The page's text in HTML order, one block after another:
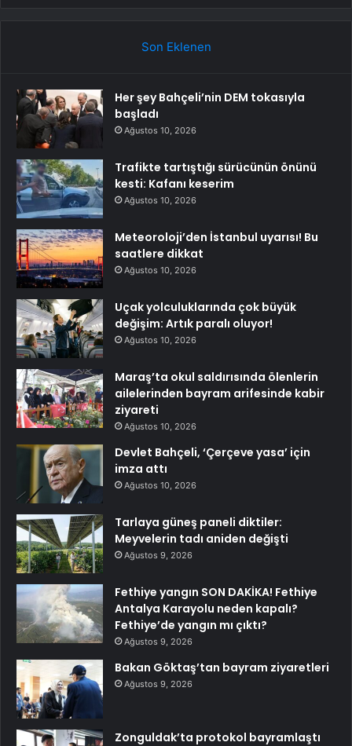
Son Eklenen
Her şey Bahçeli’nin DEM tokasıyla
başladı
Ağustos 10, 2026
Trafikte tartıştığı sürücünün önünü
kesti: Kafanı keserim
Ağustos 10, 2026
Meteoroloji’den İstanbul uyarısı! Bu
saatlere dikkat
Ağustos 10, 2026
Uçak yolculuklarında çok büyük
değişim: Artık paralı oluyor!
Ağustos 10, 2026
Maraş’ta okul saldırısında ölenlerin
ailelerinden bayram arifesinde kabir
ziyareti
Ağustos 10, 2026
Devlet Bahçeli, ‘Çerçeve yasa’ için
imza attı
Ağustos 10, 2026
Tarlaya güneş paneli diktiler:
Meyvelerin tadı aniden değişti
Ağustos 9, 2026
Fethiye yangın SON DAKİKA! Fethiye
Antalya Karayolu neden kapalı?
Fethiye’de yangın mı çıktı?
Ağustos 9, 2026
Bakan Göktaş’tan bayram ziyaretleri
Ağustos 9, 2026
Zonguldak’ta protokol bayramlaştı